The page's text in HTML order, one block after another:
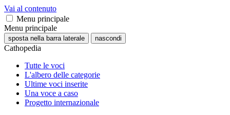
Vai al contenuto
Menu principale
Menu principale
sposta nella barra laterale nascondi
Cathopedia
Tutte le voci
L'albero delle categorie
Ultime voci inserite
Una voce a caso
Progetto internazionale